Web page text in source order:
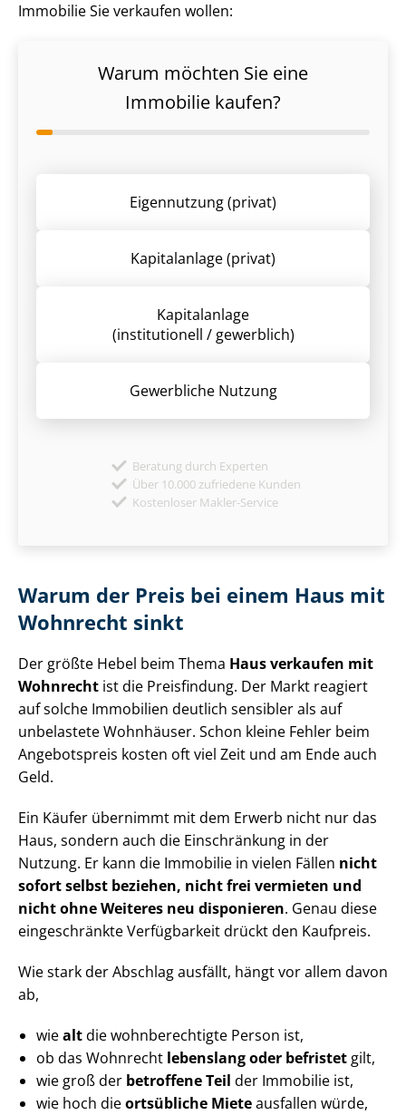
Immobilie Sie verkaufen wollen:
Warum möchten Sie eine
Immobilie kaufen?
Eigennutzung (privat)
Kapitalanlage (privat)
Kapitalanlage
(institutionell / gewerblich)
Gewerbliche Nutzung
Beratung durch Experten
Über 10.000 zufriedene Kunden
Kostenloser Makler-Service
Warum der Preis bei einem Haus mit
Wohnrecht sinkt
Der größte Hebel beim Thema Haus verkaufen mit
Wohnrecht ist die Preisfindung. Der Markt reagiert
auf solche Immobilien deutlich sensibler als auf
unbelastete Wohnhäuser. Schon kleine Fehler beim
Angebotspreis kosten oft viel Zeit und am Ende auch
Geld.
Ein Käufer übernimmt mit dem Erwerb nicht nur das
Haus, sondern auch die Einschränkung in der
Nutzung. Er kann die Immobilie in vielen Fällen nicht
sofort selbst beziehen, nicht frei vermieten und
nicht ohne Weiteres neu disponieren. Genau diese
eingeschränkte Verfügbarkeit drückt den Kaufpreis.
Wie stark der Abschlag ausfällt, hängt vor allem davon
ab,
wiealtdie wohnberechtigte Person ist,
ob das Wohnrecht lebenslang oder befristet gilt,
wie groß der betroffene Teil der Immobilie ist,
wie hoch dieortsübliche Mieteausfallen würde,